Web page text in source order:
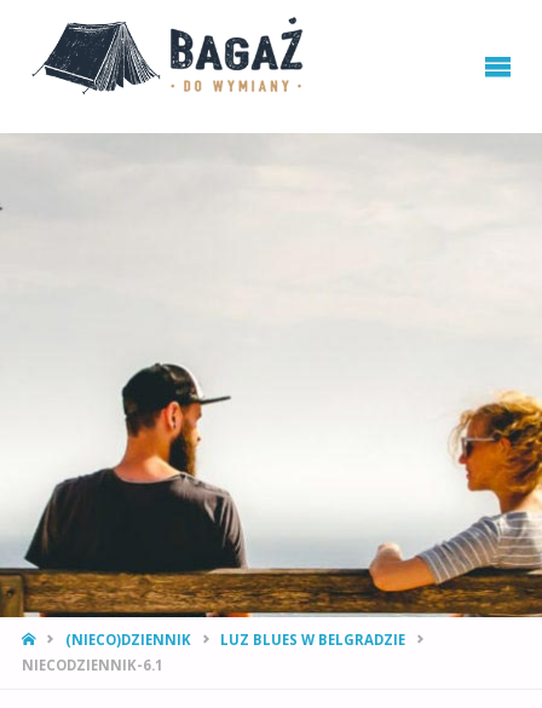
STRONA
GŁÓWNA
(NIECO)DZIENNIK
LUZ BLUES W BELGRADZIE
NIECODZIENNIK-6.1